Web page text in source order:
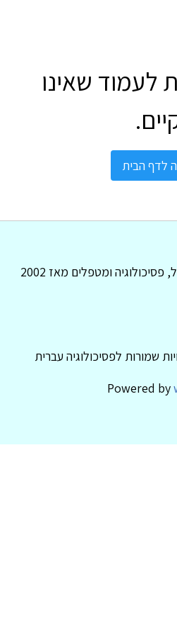
לעמוד שאינו
לדף הבית
ומטפלים מאז 2002
Powered by